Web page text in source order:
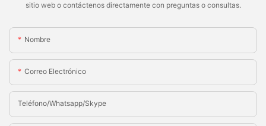
sitio web o contáctenos directamente con preguntas o consultas.
Nombre
Correo Electrónico
Teléfono/whatsapp/skype